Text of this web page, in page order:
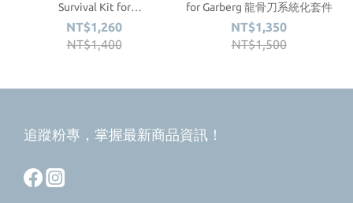
Survival Kit for
Kansbol/Garberg 生存套件
NT$1,260
NT$1,400
for Garberg 龍骨刀系統化套件
NT$1,350
NT$1,500
追蹤粉專，掌握最新商品資訊！